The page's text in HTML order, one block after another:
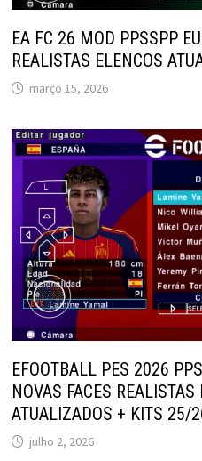
EA FC 26 MOD PPSSPP
REALISTAS ELENCOS
março 15, 2026
EFOOTBALL PES 2026
NOVAS FACES
ATUALIZADOS + KITS 25/
julho 2, 2026